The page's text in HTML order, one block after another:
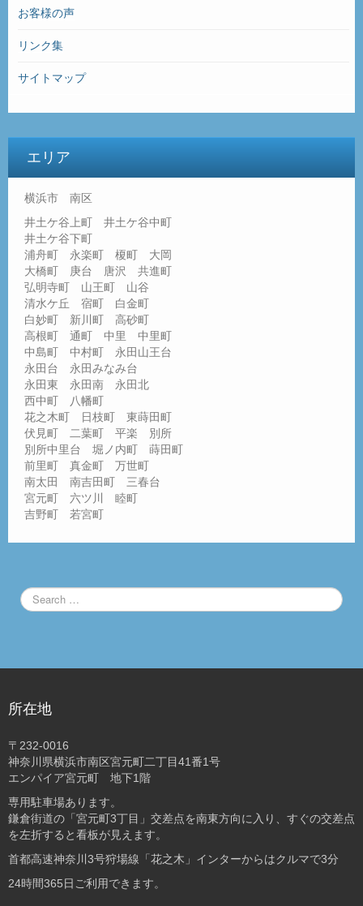
お客様の声
リンク集
サイトマップ
エリア
横浜市 南区
井土ケ谷上町 井土ケ谷中町
井土ケ谷下町
浦舟町 永楽町 榎町 大岡
大橋町 庚台 唐沢 共進町
弘明寺町 山王町 山谷
清水ケ丘 宿町 白金町
白妙町 新川町 高砂町
高根町 通町 中里 中里町
中島町 中村町 永田山王台
永田台 永田みなみ台
永田東 永田南 永田北
西中町 八幡町
花之木町 日枝町 東蒔田町
伏見町 二葉町 平楽 別所
別所中里台 堀ノ内町 蒔田町
前里町 真金町 万世町
南太田 南吉田町 三春台
宮元町 六ツ川 睦町
吉野町 若宮町
所在地
〒232-0016
神奈川県横浜市南区宮元町二丁目41番1号
エンパイア宮元町 地下1階
専用駐車場あります。
鎌倉街道の「宮元町3丁目」交差点を南東方向に入り、すぐの交差点
を左折すると看板が見えます。
首都高速神奈川3号狩場線「花之木」インターからはクルマで3分
24時間365日ご利用できます。